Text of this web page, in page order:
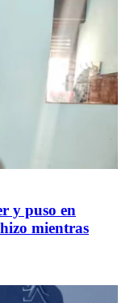
y puso en
mientras